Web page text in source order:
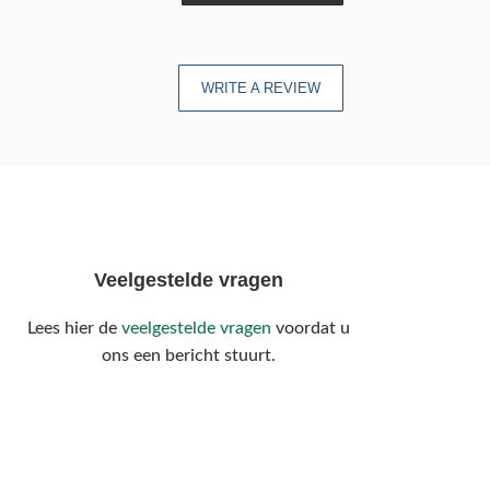
WRITE A REVIEW
Veelgestelde vragen
Lees hier de veelgestelde vragen voordat u
ons een bericht stuurt.